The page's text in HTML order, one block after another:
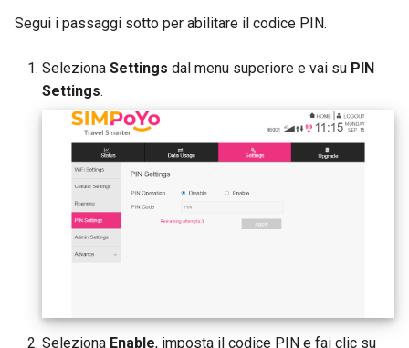
Segui i passaggi sotto per abilitare il codice PIN.
Seleziona Settings dal menu superiore e vai su PIN
Settings.
Seleziona Enable, imposta il codice PIN e fai clic su